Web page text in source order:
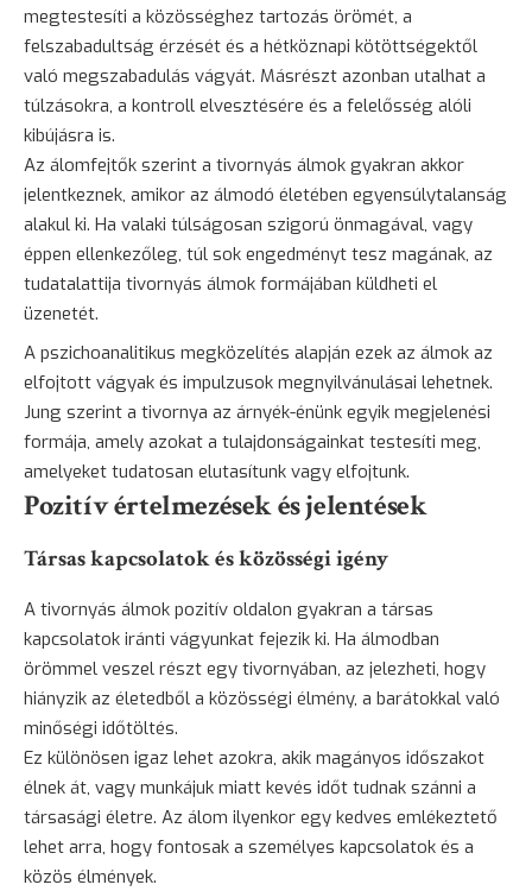
megtestesíti a közösséghez tartozás örömét, a
felszabadultság érzését és a hétköznapi kötöttségektől
való megszabadulás vágyát. Másrészt azonban utalhat a
túlzásokra, a kontroll elvesztésére és a felelősség alóli
kibújásra is.
Az álomfejtők szerint a tivornyás álmok gyakran akkor
jelentkeznek, amikor az álmodó életében egyensúlytalanság
alakul ki. Ha valaki túlságosan szigorú önmagával, vagy
éppen ellenkezőleg, túl sok engedményt tesz magának, az
tudatalattija tivornyás álmok formájában küldheti el
üzenetét.
A pszichoanalitikus megközelítés alapján ezek az álmok az
elfojtott vágyak és impulzusok megnyilvánulásai lehetnek.
Jung szerint a tivornya az árnyék-énünk egyik megjelenési
formája, amely azokat a tulajdonságainkat testesíti meg,
amelyeket tudatosan elutasítunk vagy elfojtunk.
Pozitív értelmezések és jelentések
Társas kapcsolatok és közösségi igény
A tivornyás álmok pozitív oldalon gyakran a társas
kapcsolatok iránti vágyunkat fejezik ki. Ha álmodban
örömmel veszel részt egy tivornyában, az jelezheti, hogy
hiányzik az életedből a közösségi élmény, a barátokkal való
minőségi időtöltés.
Ez különösen igaz lehet azokra, akik magányos időszakot
élnek át, vagy munkájuk miatt kevés időt tudnak szánni a
társasági életre. Az álom ilyenkor egy kedves emlékeztető
lehet arra, hogy fontosak a személyes kapcsolatok és a
közös élmények.